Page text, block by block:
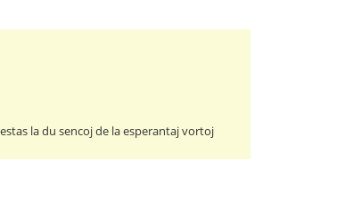
la du sencoj de la esperantaj vortoj